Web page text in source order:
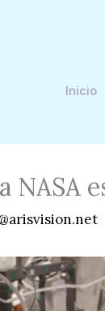
Inicio
NASA